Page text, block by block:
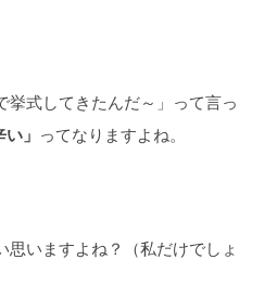
挙式してきたんだ～」って言っ
」 ってなりますよね。
思いますよね？（私だけでしょ